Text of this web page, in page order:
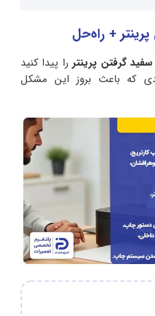
گرفتن پرینتررا پیدا کنید
که باعث بروز این مشکل